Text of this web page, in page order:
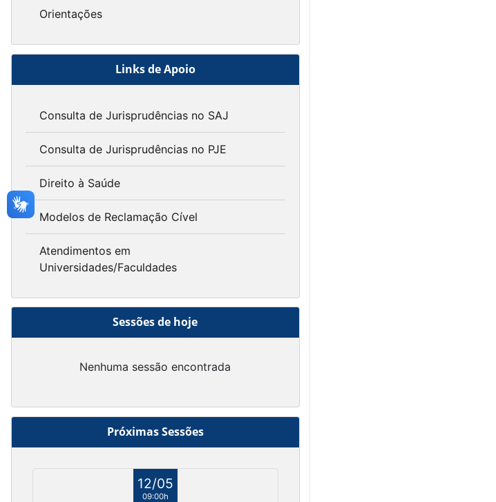
Orientações
Links de Apoio
Consulta de Jurisprudências no SAJ
Consulta de Jurisprudências no PJE
Direito à Saúde
Modelos de Reclamação Cível
Atendimentos em
Universidades/Faculdades
Sessões de hoje
Nenhuma sessão encontrada
Próximas Sessões
12/05
09:00h